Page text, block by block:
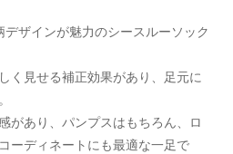
ザインが魅力のシースルーソック
く見せる補正効果があり、足元に
があり、パンプスはもちろん、ロ
ーディネートにも最適な一足で